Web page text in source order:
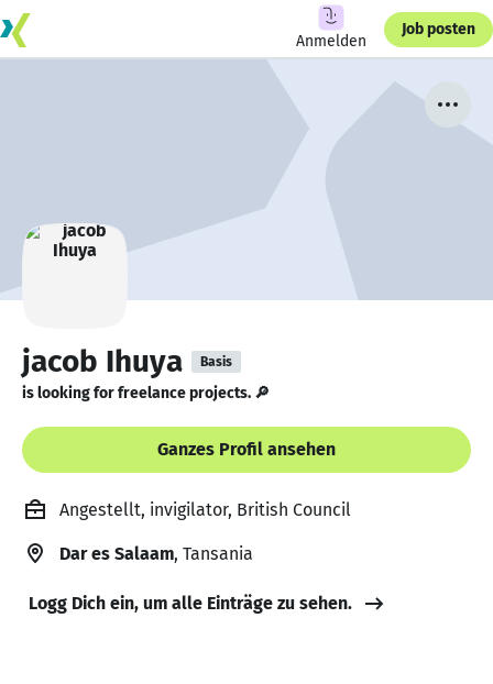
Anmelden
Job posten
jacob Ihuya Basis
is looking for freelance projects. 🔎
Ganzes Profil ansehen
Angestellt, invigilator, British Council
Dar es Salaam, Tansania
Logg Dich ein, um alle Einträge zu sehen.